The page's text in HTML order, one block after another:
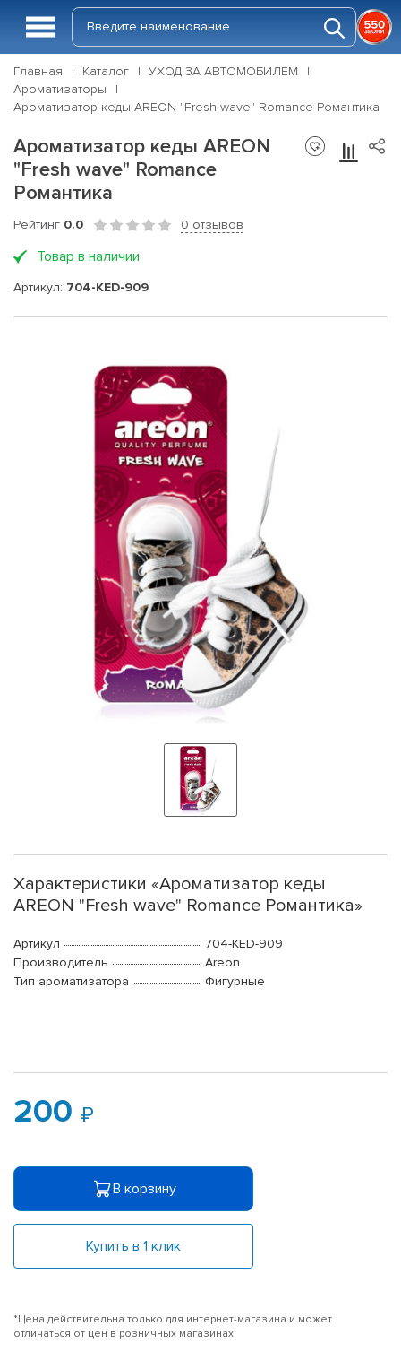
Главная Каталог
УХОД ЗА АВТОМОБИЛЕМ
Ароматизаторы
Ароматизатор кеды AREON "Fresh wave" Romance Романтика
Ароматизатор кеды AREON
"Fresh wave" Romance
Романтика
Рейтинг 0.0 0 отзывов
Товар в наличии
Артикул: 704-KED-909
Характеристики «Ароматизатор кеды
AREON "Fresh wave" Romance Романтика»
Артикул
704-KED-909
Производитель
Areon
Тип ароматизатора
Фигурные
200
В корзину
Купить в 1 клик
*Цена действительна только для интернет-магазина и может
отличаться от цен в розничных магазинах